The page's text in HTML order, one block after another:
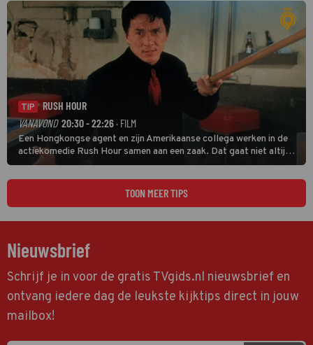
TIP
RUSH HOUR
VANAVOND 20:30 - 22:26 · FILM
Een Hongkongse agent en zijn Amerikaanse collega werken in de
actiekomedie Rush Hour samen aan een zaak. Dat gaat niet altijd
van een leien dakje.
TOON MEER TIPS
Nieuwsbrief
Schrijf je in voor de gratis TVgids.nl nieuwsbrief en
ontvang iedere dag de leukste kijktips direct in jouw
mailbox!